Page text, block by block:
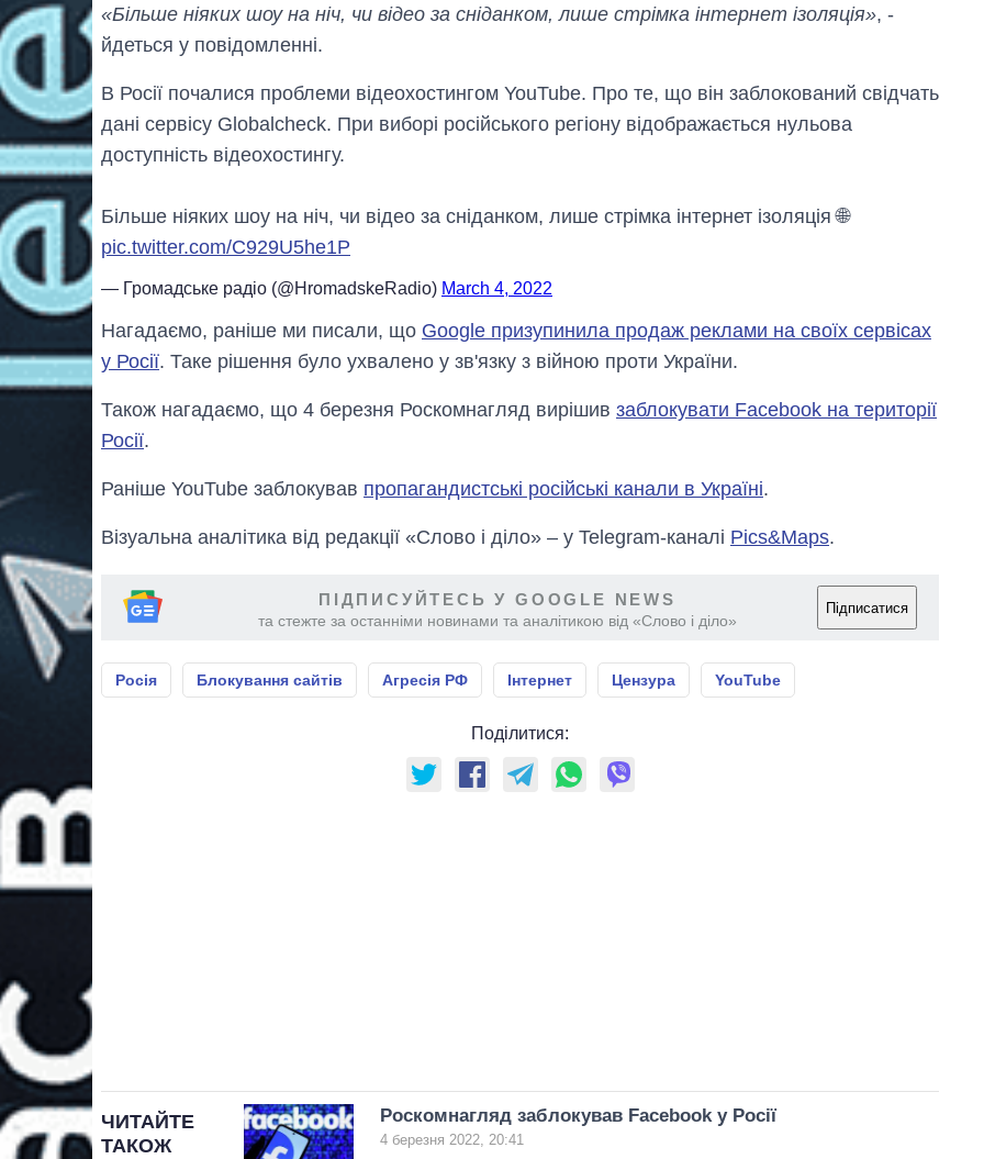
«Більше ніяких шоу на ніч, чи відео за сніданком, лише стрімка інтернет ізоляція», -
йдеться у повідомленні.
В Росії почалися проблеми відеохостингом YouTube. Про те, що він заблокований свідчать
дані сервісу Globalcheck. При виборі російського регіону відображається нульова
доступність відеохостингу.
Більше ніяких шоу на ніч, чи відео за сніданком, лише стрімка інтернет ізоляція 🌐
pic.twitter.com/C929U5he1P
— Громадське радіо (@HromadskeRadio) March 4, 2022
Нагадаємо, раніше ми писали, що Google призупинила продаж реклами на своїх сервісах
у Росії. Таке рішення було ухвалено у зв'язку з війною проти України.
Також нагадаємо, що 4 березня Роскомнагляд вирішив заблокувати Facebook на території
Росії.
Раніше YouTube заблокував пропагандистські російські канали в Україні.
Візуальна аналітика від редакції «Слово і діло» – у Telegram-каналі Pics&Maps.
ПІДПИСУЙТЕСЬ У GOOGLE NEWS
та стежте за останніми новинами та аналітикою від «Слово і діло»
Підписатися
Росія Блокування сайтів Агресія РФ Інтернет Цензура YouTube
Поділитися:
ЧИТАЙТЕ
ТАКОЖ
Роскомнагляд заблокував Facebook у Росії
4 березня 2022, 20:41
Україні до і під час
великої війни